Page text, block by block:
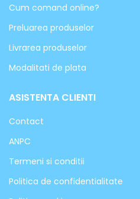
Cum comand online?
Preluarea produselor
Livrarea produselor
Modalitati de plata
ASISTENTA CLIENTI
Contact
ANPC
Termeni si conditii
Politica de confidentialitate